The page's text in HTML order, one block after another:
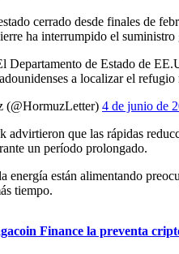
cerrado desde finales de
ha interrumpido el
de Estado de
a localizar el
(@HormuzLetter) 4 de junio de
advirtieron que las rápidas
un período prolongado.
energía están alimentando
tiempo.
Finance la preventa